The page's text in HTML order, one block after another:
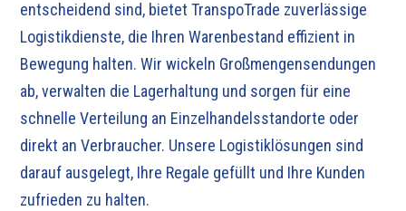
entscheidend sind, bietet TranspoTrade zuverlässige
Logistikdienste, die Ihren Warenbestand effizient in
Bewegung halten. Wir wickeln Großmengensendungen
ab, verwalten die Lagerhaltung und sorgen für eine
schnelle Verteilung an Einzelhandelsstandorte oder
direkt an Verbraucher. Unsere Logistiklösungen sind
darauf ausgelegt, Ihre Regale gefüllt und Ihre Kunden
zufrieden zu halten.